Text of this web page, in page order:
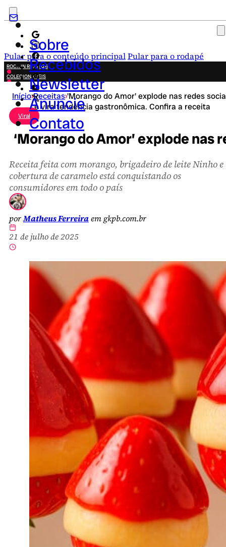
Pular para o conteúdo principalPular para o rodapé
Sobre
Recebidos
Newsletter
Anuncie
Contato
ROCK IN RIO 2026
COLECIONÁVEIS
FESTA JUNINA
NOVIDADES
CAMPANHAS CRIATIVAS
Início›Receitas›'Morango do Amor' explode nas redes
e vira tendência gastronômica. Confira a receita
Viral
‘Morango do Amor’ explode
Receita feita com morango, brigadeiro de leite Ninho e
cobertura de caramelo está conquistando os
consumidores em todo o país
porMatheus Ferreiraem gkpb.com.br
21 de julho de 2025